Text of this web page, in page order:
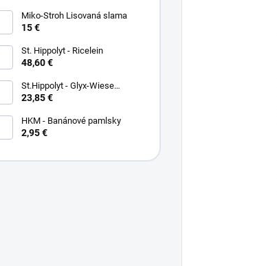
Miko-Stroh Lisovaná slama
15 €
St. Hippolyt - Ricelein
48,60 €
St.Hippolyt - Glyx-Wiese
Seniorfaser
23,85 €
HKM - Banánové pamlsky
2,95 €